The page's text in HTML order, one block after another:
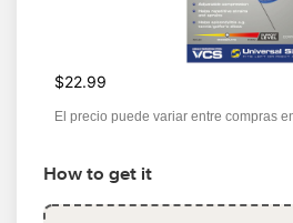
$22.99
El precio puede variar entre compras
How to get it